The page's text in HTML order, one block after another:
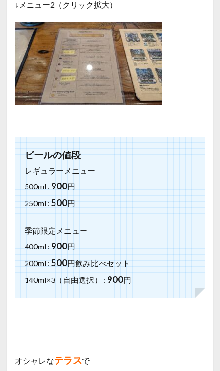
↓メニュー2（クリック拡大）
ビールの値段
レギュラーメニュー
500ml :900円
250ml :500円
季節限定メニュー
400ml :900円
200ml :500円飲み比べセット
140ml×3（自由選択） :900円
オシャレなテラスで